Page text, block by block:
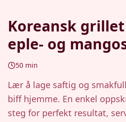
Koreansk
eple- og
50 min
Lær å lage saftig og
biff hjemme. En enkel
steg for perfekt resultat,